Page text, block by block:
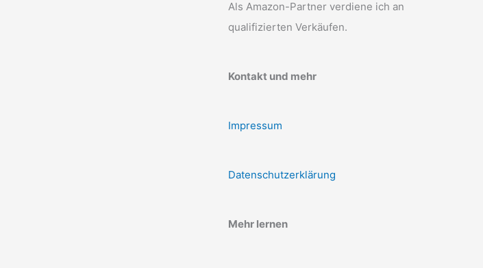
Als Amazon-Partner verdiene ich an
qualifizierten Verkäufen.
Kontakt und mehr
Impressum
Datenschutzerklärung
Mehr lernen